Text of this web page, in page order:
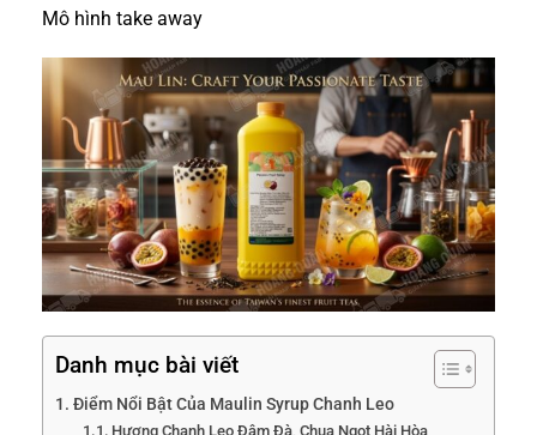
Mô hình take away
Danh mục bài viết
Điểm Nổi Bật Của Maulin Syrup Chanh Leo
Hương Chanh Leo Đậm Đà, Chua Ngọt Hài Hòa